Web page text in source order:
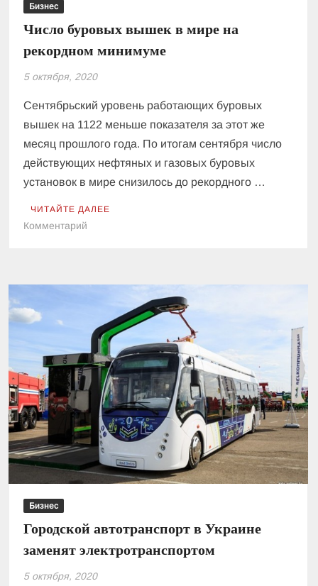
Бизнес
Число буровых вышек в мире на
рекордном минимуме
5 октября, 2020
Сентябрьский уровень работающих буровых
вышек на 1122 меньше показателя за этот же
месяц прошлого года. По итогам сентября число
действующих нефтяных и газовых буровых
установок в мире снизилось до рекордного …
ЧИТАЙТЕ ДАЛЕЕ
Комментарий
рекордном
минимуме
Бизнес
Городской автотранспорт в Украине
заменят электротранспортом
5 октября, 2020